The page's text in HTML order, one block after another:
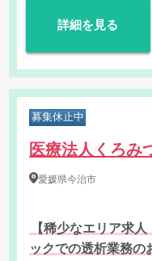
詳細を見る
募集休止中
医療法人くろみ
愛媛県今治市
【稀少なエリア求
ックでの透析業務の